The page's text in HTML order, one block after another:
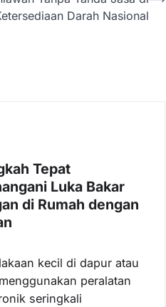
Darah Nasional
Tepat
Luka Bakar
di Rumah dengan
kecil di dapur atau
peralatan
seringkali